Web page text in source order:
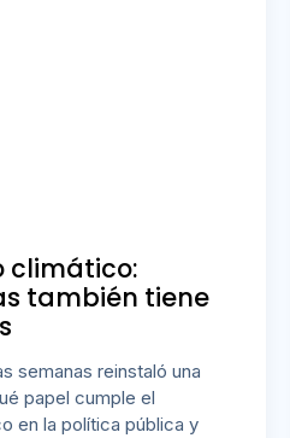
climático:
también tiene
semanas reinstaló una
papel cumple el
en la política pública y